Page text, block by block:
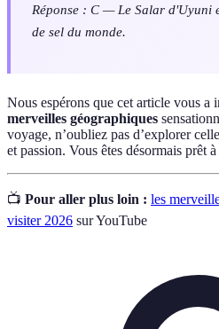
Réponse : C — Le Salar d'Uyuni
de sel du monde.
Nous espérons que cet article vous a
merveilles géographiques
voyage, n’oubliez pas d’explorer
et passion. Vous êtes désormais prêt
📺 Pour aller plus loin : les
visiter 2026 sur YouTube